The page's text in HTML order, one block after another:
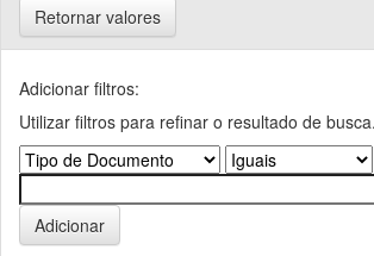
Retornar valores
Adicionar filtros:
Utilizar filtros para refinar o resultado de busca.